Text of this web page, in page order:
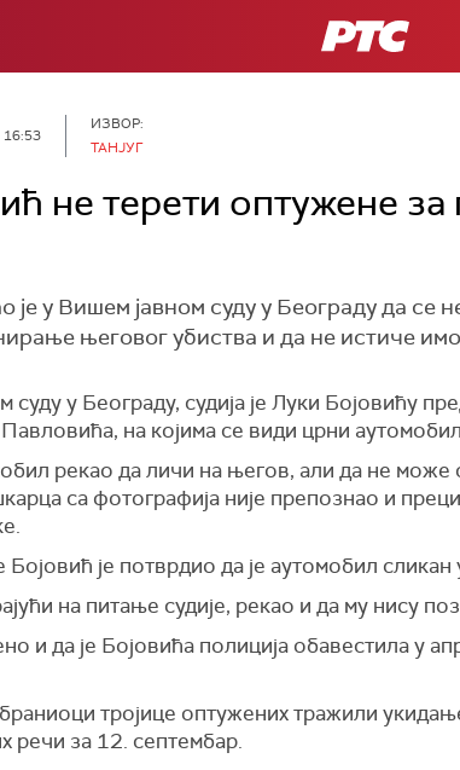
РТС
16:53
ИЗВОР:
ТАНЈУГ
не терети оптужене
је у Вишем јавном суду у Београду да
његовог убиства и да не истиче
у Београду, судија је Луки Бојовићу
на којима се види црни
рекао да личи на његов, али да не
са фотографија није препознао и
је потврдио да је аутомобил
на питање судије, рекао и да му нису
и да је Бојовића полиција обавестила у
тројице оптужених тражили
речи за 12. септембар.